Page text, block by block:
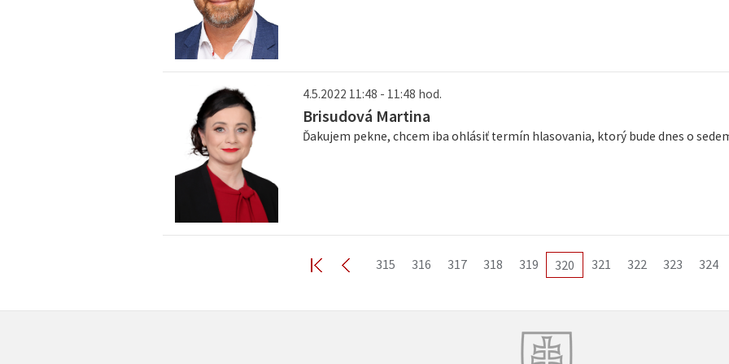
4.5.2022 11:48 - 11:48 hod.
Brisudová Martina
Ďakujem pekne, chcem iba ohlásiť termín hlasovania, ktorý bude dnes o
315 316 317 318 319 320 321 322 323 324